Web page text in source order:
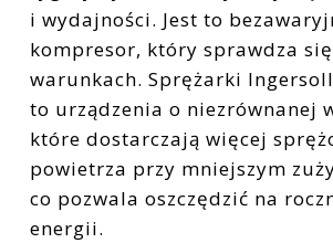
i wydajności. Jest to
kompresor, który sprawdza
warunkach. Sprężarki
to urządzenia o niezrównanej
które dostarczają więcej
powietrza przy mniejszym
co pozwala oszczędzić na
energii.